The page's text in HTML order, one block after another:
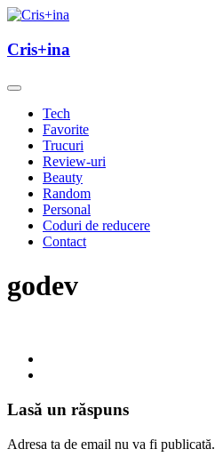
Skip
content
Cris+ina
Cris+ina
Tech
Favorite
Trucuri
Review-uri
Beauty
Random
Personal
Coduri de reducere
Contact
godev
Lasă un răspuns
Adresa ta de email nu va fi publicată.